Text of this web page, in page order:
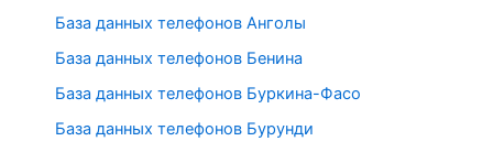
База данных телефонов Анголы
База данных телефонов Бенина
База данных телефонов Буркина-Фасо
База данных телефонов Бурунди